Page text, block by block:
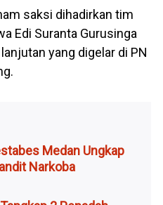
saksi dihadirkan tim
Edi Suranta Gurusinga
yang digelar di PN
Medan Ungkap
Narkoba